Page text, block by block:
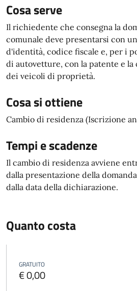
Cosa serve
Il richiedente che consegna la
comunale deve presentarsi con
d'identità, codice fiscale e, per i
di autovetture, con la patente e
dei veicoli di proprietà.
Cosa si ottiene
Cambio di residenza (Iscrizione
Tempi e scadenze
Il cambio di residenza avviene
dalla presentazione della
dalla data della dichiarazione.
Quanto costa
GRATUITO
€ 0,00